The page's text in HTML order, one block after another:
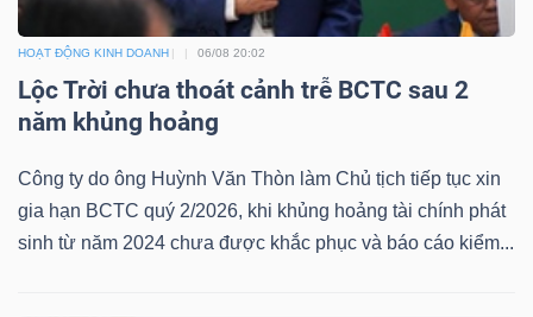
HOẠT ĐỘNG KINH DOANH 06/08 20:02
Lộc Trời chưa thoát cảnh trễ BCTC sau 2
năm khủng hoảng
Công ty do ông Huỳnh Văn Thòn làm Chủ tịch tiếp tục xin
gia hạn BCTC quý 2/2026, khi khủng hoảng tài chính phát
sinh từ năm 2024 chưa được khắc phục và báo cáo kiểm...
SẢN